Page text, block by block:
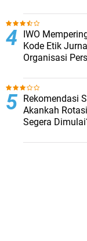
IWO
Kode Etik
Organisasi Pers
Rekomendasi
Akankah
Segera